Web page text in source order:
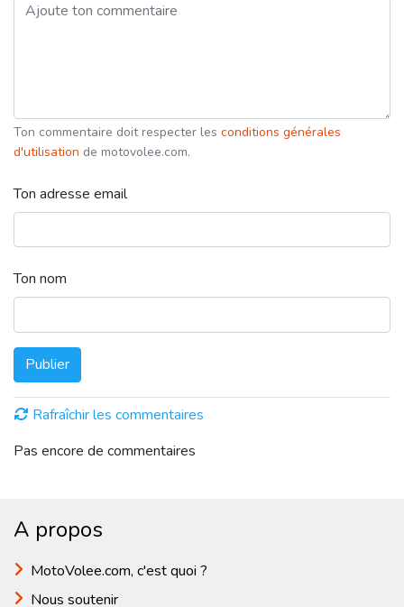
Ton commentaire doit respecter les conditions générales
d'utilisation de motovolee.com.
Ton adresse email
Ton nom
Publier
Rafraîchir les commentaires
Pas encore de commentaires
A propos
MotoVolee.com, c'est quoi ?
Nous soutenir